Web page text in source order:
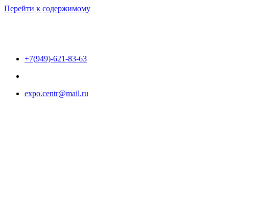
Перейти к содержимому
+7(949)-621-83-63
expo.centr@mail.ru